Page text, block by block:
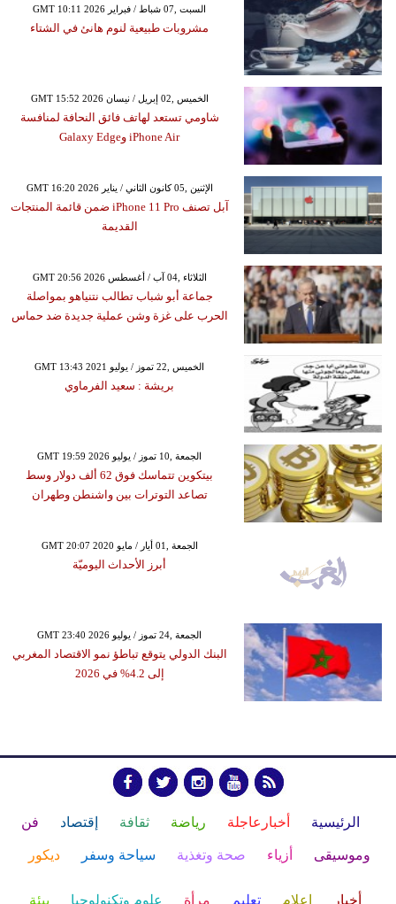
GMT 10:11 2026 السبت ,07 شباط / فبراير
مشروبات طبيعية لنوم هانئ في الشتاء
GMT 15:52 2026 الخميس ,02 إبريل / نيسان
شاومي تستعد لهاتف فائق النحافة لمنافسة
iPhone Air وGalaxy Edge
GMT 16:20 2026 الإثنين ,05 كانون الثاني / يناير
آبل تصنف iPhone 11 Pro ضمن قائمة المنتجات
القديمة
GMT 20:56 2026 الثلاثاء ,04 آب / أغسطس
جماعة أبو شباب تطالب نتنياهو بمواصلة
الحرب على غزة وشن عملية جديدة ضد حماس
GMT 13:43 2021 الخميس ,22 تموز / يوليو
بريشة : سعيد الفرماوي
GMT 19:59 2026 الجمعة ,10 تموز / يوليو
بيتكوين تتماسك فوق 62 ألف دولار وسط
تصاعد التوترات بين واشنطن وطهران
GMT 20:07 2020 الجمعة ,01 أيار / مايو
أبرز الأحداث اليوميّة
GMT 23:40 2026 الجمعة ,24 تموز / يوليو
البنك الدولي يتوقع تباطؤ نمو الاقتصاد المغربي
إلى 4.2% في 2026
الرئيسية أخبارعاجلة رياضة ثقافة إقتصاد فن
وموسيقى أزياء صحة وتغذية سياحة وسفر ديكور
أخبار إعلام تعليم مرأة علوم وتكنولوجيا بيئة